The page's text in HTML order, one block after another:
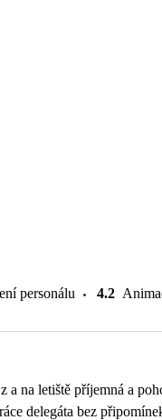
personálu 4.2
delegáta bez